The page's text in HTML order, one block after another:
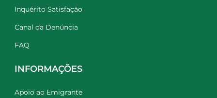
Inquérito Satisfação
Canal da Denúncia
FAQ
INFORMAÇÕES
Apoio ao Emigrante